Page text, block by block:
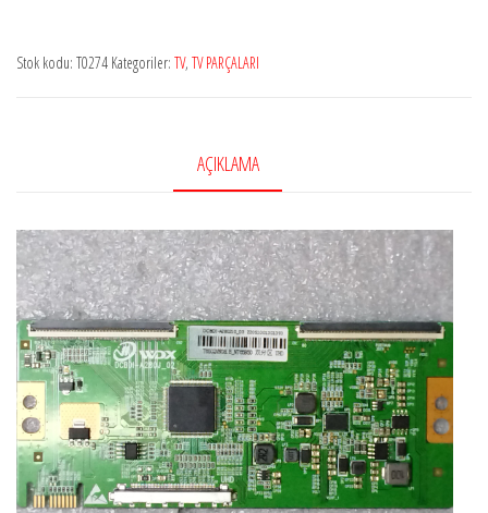
Stok kodu: T0274 Kategoriler: TV, TV PARÇALARI
AÇIKLAMA